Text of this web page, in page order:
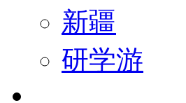
新疆
研学游